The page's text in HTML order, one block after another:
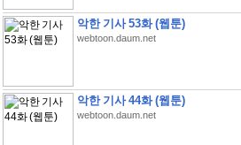
악한 기사 53화 (웹툰)
webtoon.daum.net
악한 기사 44화 (웹툰)
webtoon.daum.net